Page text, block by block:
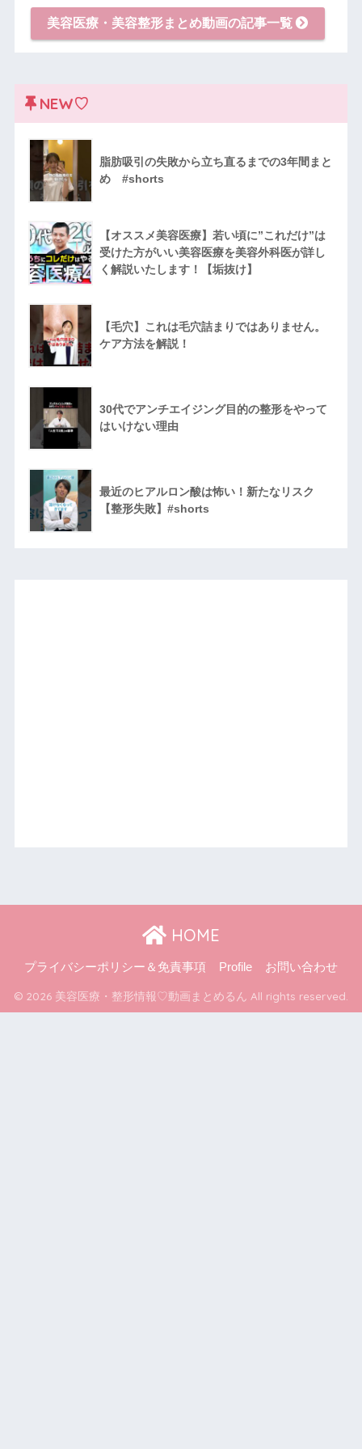
美容医療・美容整形まとめ動画の記事一覧
NEW♡
脂肪吸引の失敗から立ち直るまでの3年間まと
め #shorts
【オススメ美容医療】若い頃に”これだけ”は
受けた方がいい美容医療を美容外科医が詳し
く解説いたします！【垢抜け】
【毛穴】これは毛穴詰まりではありません。
ケア方法を解説！
30代でアンチエイジング目的の整形をやって
はいけない理由
最近のヒアルロン酸は怖い！新たなリスク
【整形失敗】#shorts
HOME
プライバシーポリシー＆免責事項 Profile お問い合わせ
© 2026 美容医療・整形情報♡動画まとめるん All rights reserved.